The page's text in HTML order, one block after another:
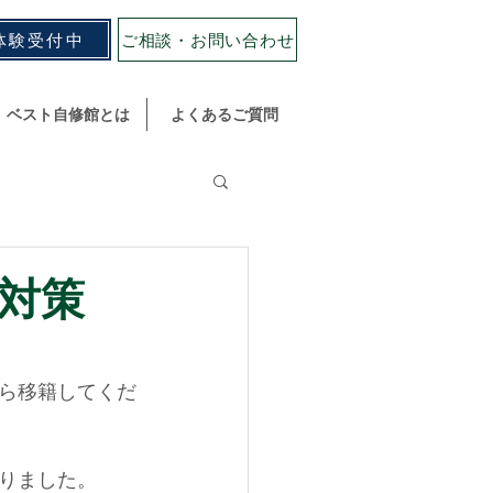
験受付中 ご相談・お問い合わせ
ベスト自修館とは よくあるご質問
策
移籍してくだ
ました。